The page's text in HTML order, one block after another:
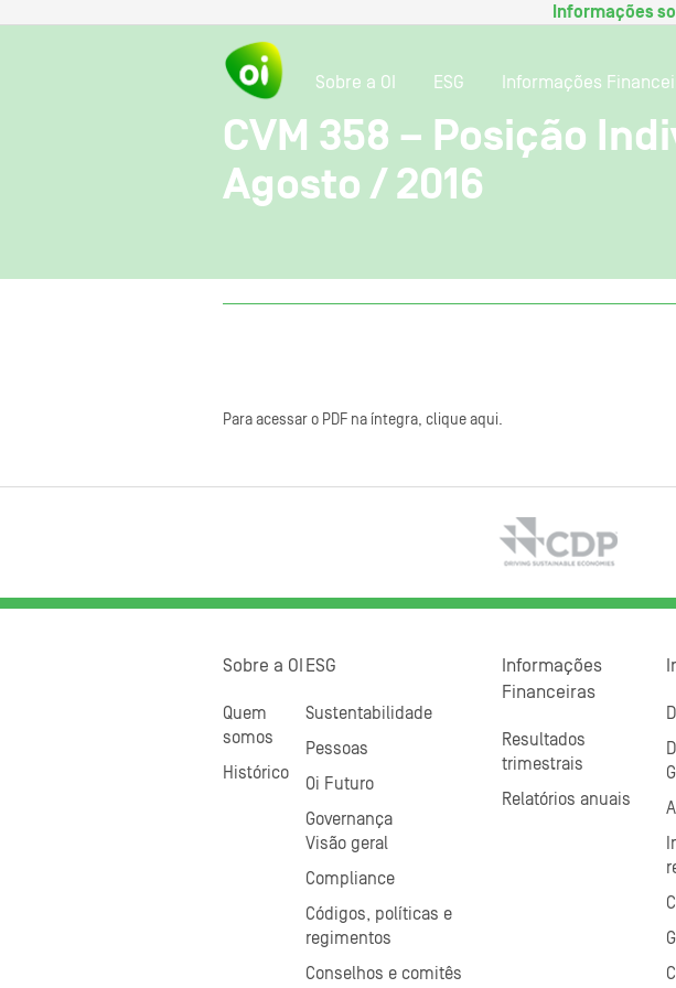
Informações
Sobre a OI ESG Informações
CVM 358 – Posição
Agosto / 2016
Para acessar o PDF na íntegra, clique aqui.
Sobre a OI
Quem
somos
Histórico
ESG
Sustentabilidade
Pessoas
Oi Futuro
Governança
Visão geral
Compliance
Códigos, políticas e
regimentos
Conselhos e comitês
Informações
Financeiras
Resultados
trimestrais
Relatórios anuais